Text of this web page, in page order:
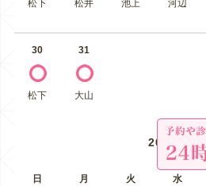
松下 松井 池上 河辺
30
松下
31
大山
2026年9月
日 月 火 水